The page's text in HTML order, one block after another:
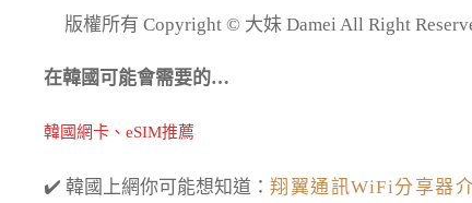
版權所有 Copyright © 大妹 Damei All Right
在韓國可能會需要的…
韓國網卡、eSIM推薦
✔️ 韓國上網你可能想知道： 翔翼通訊WiFi分享器